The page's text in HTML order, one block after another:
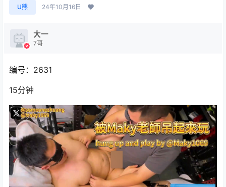
U熊 24年10月16日
大一
7哥
编号：2631
15分钟